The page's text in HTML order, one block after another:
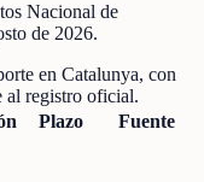
Nacional de
de 2026.
en Catalunya, con
al registro oficial.
Plazo
Fuente